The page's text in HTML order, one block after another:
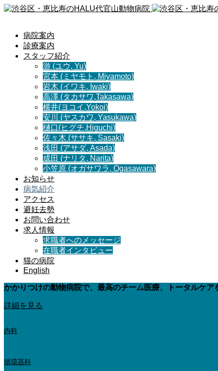
病院案内
診療案内
スタッフ紹介
游 (ユウ, Yu)
宮本 (ミヤモト, Miyamoto)
岩木 (イワキ, Iwaki)
高澤 (タカサワ,Takasawa)
横井(ヨコイ,Yokoi)
安川 (ヤスカワ, Yasukawa)
樋口(ヒグチ,Higuchi)
佐々木 (ササキ, Sasaki)
浅田 (アサダ, Asada)
成田 (ナリタ, Narita)
小笠原 (オガサワラ, Ogasawara)
お知らせ
病気紹介
アクセス
避妊去勢
お問い合わせ
求人情報
求職者へのメッセージ
在職者インタビュー
猫の病院
English
かかりつけの動物病院で、最高のチーム医療、トータルケア
詳細を見る
内科
循環器科